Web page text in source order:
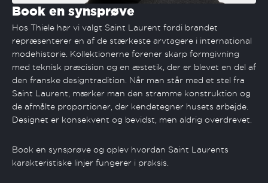
Book en synsprøve
Hos Thiele har vi valgt Saint Laurent fordi brandet
repræsenterer en af de stærkeste arvtagere i international
modehistorie. Kollektionerne forener skarp formgivning
med teknisk præcision og en æstetik, der er blevet en del af
den franske designtradition. Når man står med et stel fra
Saint Laurent, mærker man den stramme konstruktion og
de afmålte proportioner, der kendetegner husets arbejde.
Designet er konsekvent og bevidst, men aldrig overdrevet.
Book en synsprøve og oplev hvordan Saint Laurents
karakteristiske linjer fungerer i praksis.